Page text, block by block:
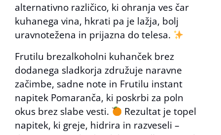
alternativno različico, ki ohranja ves čar
kuhanega vina, hkrati pa je lažja, bolj
uravnotežena in prijazna do telesa.
Frutilu brezalkoholni kuhanček brez
dodanega sladkorja združuje naravne
začimbe, sadne note in Frutilu instant
napitek Pomaranča, ki poskrbi za poln
okus brez slabe vesti.
Rezultat je topel
napitek, ki greje, hidrira in razveseli –